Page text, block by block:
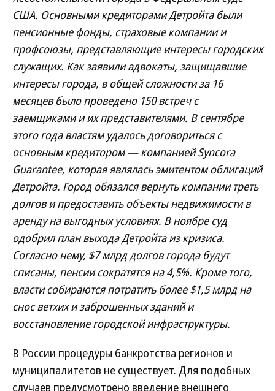
США. Основными кредиторами Детройта были
пенсионные фонды, страховые компании и
профсоюзы, представляющие интересы городских
служащих. Как заявили адвокаты, защищавшие
интересы города, в общей сложности за 16
месяцев было проведено 150 встреч с
заемщиками и их представителями. В сентябре
этого года властям удалось договориться с
основным кредитором — компанией Syncora
Guarantee, которая являлась эмитентом облигаций
Детройта. Город обязался вернуть компании треть
долгов и предоставить объекты недвижимости в
аренду на выгодных условиях. В ноябре суд
одобрил план выхода Детройта из кризиса.
Согласно нему, $7 млрд долгов города будут
списаны, пенсии сократятся на 4,5%. Кроме того,
власти собираются потратить более $1,5 млрд на
снос ветхих и заброшенных зданий и
восстановление городской инфраструктуры.
В России процедуры банкротства регионов и
муниципалитетов не существует. Для подобных
случаев предусмотрено введение внешнего